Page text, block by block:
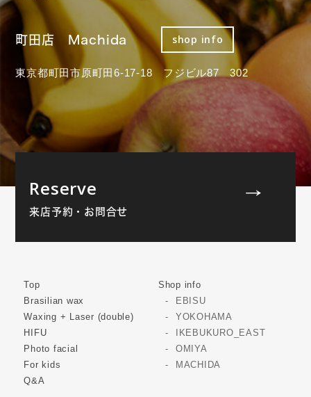
町田店 Machida shop info
東京都町田市原町田6-17-18 フジビル87 302
Reserve
来店予約・お問合せ
Top
Brasilian wax
Waxing + Laser (double)
HIFU
Photo facial
For kids
Q&A
Shop info
EBISU
YOKOHAMA
IKEBUKURO_EAST
OMIYA
MACHIDA